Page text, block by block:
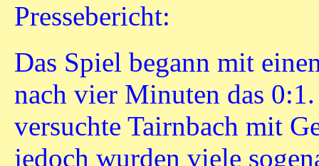
Pressebericht:
Das Spiel begann mit
nach vier Minuten das
versuchte Tairnbach mit
jedoch wurden viele